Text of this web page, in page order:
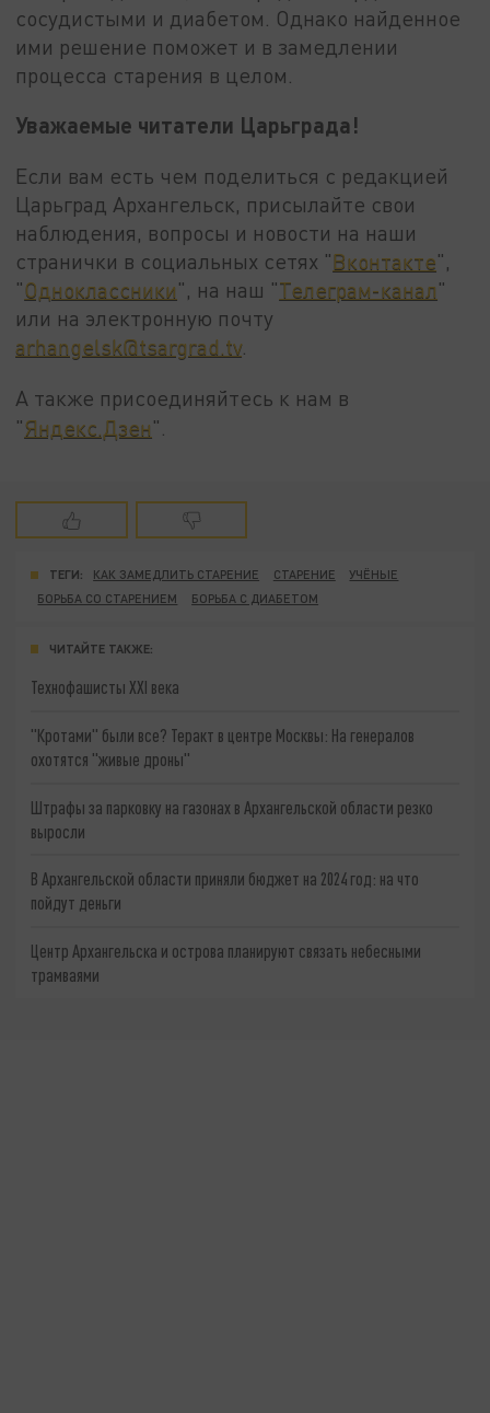
сосудистыми и диабетом. Однако найденное
ими решение поможет и в замедлении
процесса старения в целом.
Уважаемые читатели Царьграда!
Если вам есть чем поделиться с редакцией
Царьград Архангельск, присылайте свои
наблюдения, вопросы и новости на наши
странички в социальных сетях "Вконтакте",
"Одноклассники", на наш "Телеграм-канал"
или на электронную почту
arhangelsk@tsargrad.tv
А также присоединяйтесь к нам в
"Яндекс.Дзен".
ТЕГИ: КАК ЗАМЕДЛИТЬ СТАРЕНИЕ СТАРЕНИЕ
УЧЁНЫЕ
БОРЬБА СО СТАРЕНИЕМ
БОРЬБА С ДИАБЕТОМ
ЧИТАЙТЕ ТАКЖЕ:
Технофашисты XXI века
"Кротами" были все? Теракт в центре Москвы: На генералов
охотятся "живые дроны"
Штрафы за парковку на газонах в Архангельской области резко
выросли
В Архангельской области приняли бюджет на 2024 год: на что
пойдут деньги
Центр Архангельска и острова планируют связать небесными
трамваями